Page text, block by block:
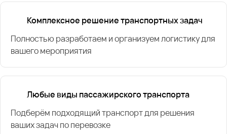
Комплексное решение транспортных задач
Полностью разработаем и организуем логистику для
вашего мероприятия
Любые виды пассажирского транспорта
Подберём подходящий транспорт для решения
ваших задач по перевозке